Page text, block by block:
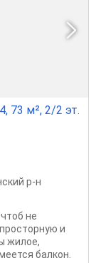
73 м², 2/2 эт.
р-н
не
и
жилое,
балкон.